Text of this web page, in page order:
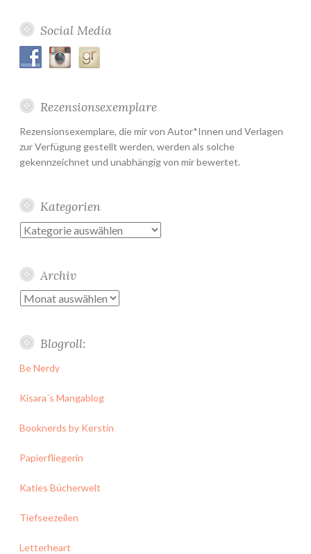
Social Media
Rezensionsexemplare
Rezensionsexemplare, die mir von Autor*Innen und Verlagen
zur Verfügung gestellt werden, werden als solche
gekennzeichnet und unabhängig von mir bewertet.
Kategorien
Kategorien
Archiv
Archiv
Blogroll:
Be Nerdy
Kisara´s Mangablog
Booknerds by Kerstin
Papierfliegerin
Katies Bücherwelt
Tiefseezeilen
Letterheart